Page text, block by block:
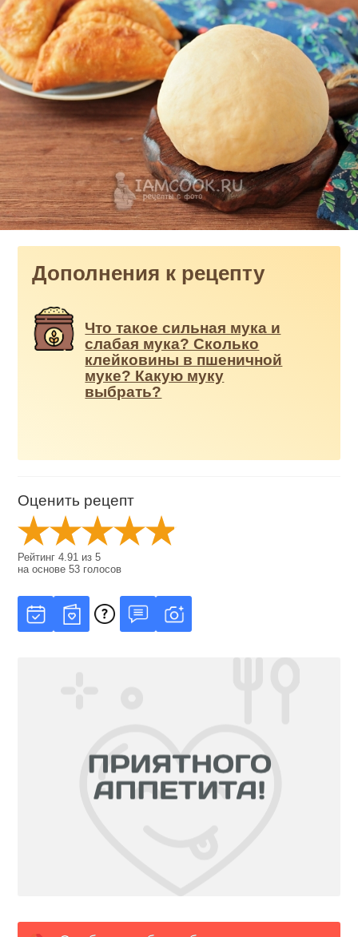
Дополнения к рецепту
Что такое сильная мука и
слабая мука? Сколько
клейковины в пшеничной
муке? Какую муку
выбрать?
Оценить рецепт
Рейтинг4.91 из5
на основе53 голосов